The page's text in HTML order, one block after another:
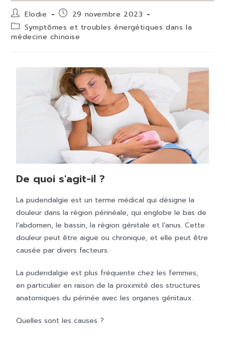
Elodie
29 novembre 2023
Symptômes et troubles énergétiques dans la
médecine chinoise
De quoi s'agit-il ?
La pudendalgie est un terme médical qui désigne la
douleur dans la région périnéale, qui englobe le bas de
l’abdomen, le bassin, la région génitale et l’anus. Cette
douleur peut être aiguë ou chronique, et elle peut être
causée par divers facteurs.
La pudendalgie est plus fréquente chez les femmes,
en particulier en raison de la proximité des structures
anatomiques du périnée avec les organes génitaux.
Quelles sont les causes ?